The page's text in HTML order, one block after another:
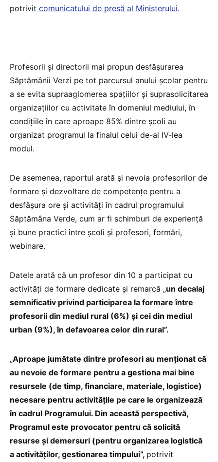
potrivit comunicatului de presă al Ministerului.
Profesorii și directorii mai propun desfășurarea
Săptămânii Verzi pe tot parcursul anului școlar pentru
a se evita supraaglomerea spațiilor și suprasolicitarea
organizațiilor cu activitate în domeniul mediului, în
condițiile în care aproape 85% dintre școli au
organizat programul la finalul celui de-al IV-lea
modul.
De asemenea, raportul arată și nevoia profesorilor de
formare și dezvoltare de competențe pentru a
desfășura ore și activități în cadrul programului
Săptămâna Verde, cum ar fi schimburi de experiență
și bune practici între școli și profesori, formări,
webinare.
Datele arată că un profesor din 10 a participat cu
activități de formare dedicate și remarcă „un decalaj
semnificativ privind participarea la formare între
profesorii din mediul rural (6%) și cei din mediul
urban (9%), în defavoarea celor din rural”.
„Aproape jumătate dintre profesori au menționat că
au nevoie de formare pentru a gestiona mai bine
resursele (de timp, financiare, materiale, logistice)
necesare pentru activitățile pe care le organizează
în cadrul Programului. Din această perspectivă,
Programul este provocator pentru că solicită
resurse și demersuri (pentru organizarea logistică
a activităților, gestionarea timpului”, potrivit